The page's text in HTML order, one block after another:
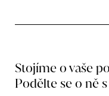
Stojíme o vaše
Podělte se o ně